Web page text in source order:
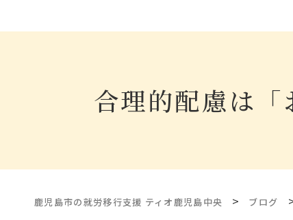
合理的配慮は
鹿児島市の就労移行支援 ティオ鹿児島中央 > ブログ